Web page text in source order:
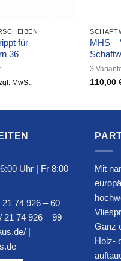
für
36
MwSt.
MHS –
3
110,00
Uhr | Fr 8:00 –
74 926 – 60
21 74 926 – 99
|
Mit
Ganz
Holz-